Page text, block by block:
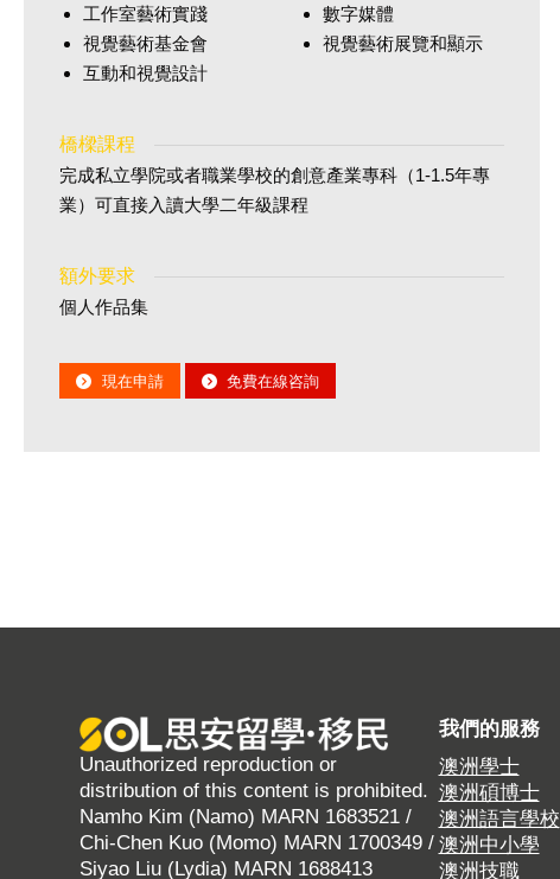
工作室藝術實踐
視覺藝術基金會
互動和視覺設計
數字媒體
視覺藝術展覽和顯示
橋樑課程
完成私立學院或者職業學校的創意產業專科（1-1.5年專
業）可直接入讀大學二年級課程
額外要求
個人作品集
現在申請 免費在線咨詢
Unauthorized reproduction or
distribution of this content is prohibited.
Namho Kim (Namo) MARN 1683521 /
Chi-Chen Kuo (Momo) MARN 1700349 /
Siyao Liu (Lydia) MARN 1688413
我們的服務
澳洲學士
澳洲碩博士
澳洲語言學校
澳洲中小學
澳洲技職